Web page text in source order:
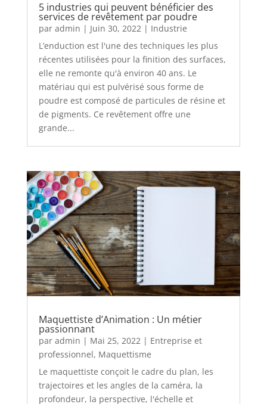
5 industries qui peuvent bénéficier des
services de revêtement par poudre
par admin | Juin 30, 2022| Industrie
L’enduction est l'une des techniques les plus
récentes utilisées pour la finition des surfaces,
elle ne remonte qu'à environ 40 ans. Le
matériau qui est pulvérisé sous forme de
poudre est composé de particules de résine et
de pigments. Ce revêtement offre une
grande...
Maquettiste d’Animation : Un métier
passionnant
par admin | Mai 25, 2022 | Entreprise et
professionnel, Maquettisme
Le maquettiste conçoit le cadre du plan, les
trajectoires et les angles de la caméra, la
profondeur, la perspective, l'échelle et